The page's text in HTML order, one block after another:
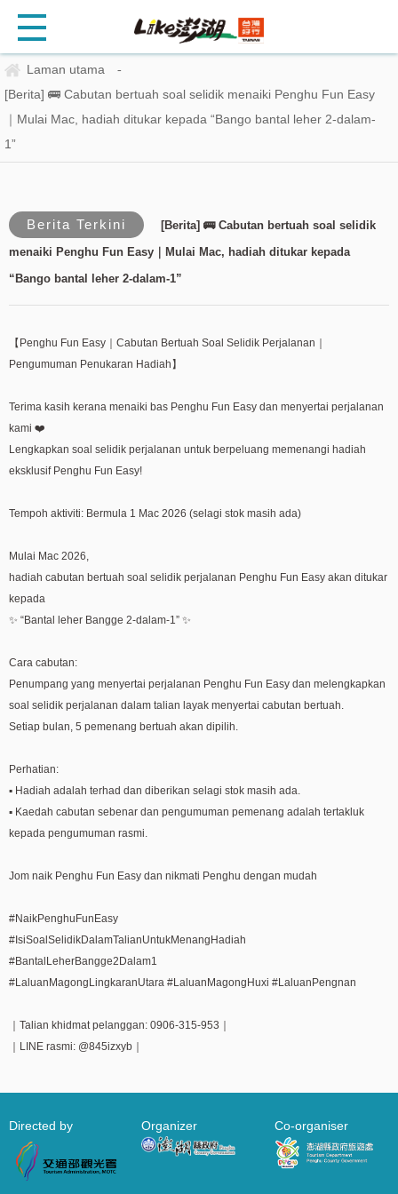
Laman utama -
[Berita] 🚌 Cabutan bertuah soal selidik menaiki Penghu Fun Easy
｜Mulai Mac, hadiah ditukar kepada “Bango bantal leher 2-dalam-
1”
Berita Terkini
[Berita] 🚌 Cabutan bertuah soal selidik
menaiki Penghu Fun Easy｜Mulai Mac, hadiah ditukar kepada
“Bango bantal leher 2-dalam-1”
【Penghu Fun Easy｜Cabutan Bertuah Soal Selidik Perjalanan｜
Pengumuman Penukaran Hadiah】
Terima kasih kerana menaiki bas Penghu Fun Easy dan menyertai perjalanan
kami ❤️
Lengkapkan soal selidik perjalanan untuk berpeluang memenangi hadiah
eksklusif Penghu Fun Easy!
Tempoh aktiviti: Bermula 1 Mac 2026 (selagi stok masih ada)
Mulai Mac 2026,
hadiah cabutan bertuah soal selidik perjalanan Penghu Fun Easy akan ditukar
kepada
✨ “Bantal leher Bangge 2-dalam-1” ✨
Cara cabutan:
Penumpang yang menyertai perjalanan Penghu Fun Easy dan melengkapkan
soal selidik perjalanan dalam talian layak menyertai cabutan bertuah.
Setiap bulan, 5 pemenang bertuah akan dipilih.
Perhatian:
▪ Hadiah adalah terhad dan diberikan selagi stok masih ada.
▪ Kaedah cabutan sebenar dan pengumuman pemenang adalah tertakluk
kepada pengumuman rasmi.
Jom naik Penghu Fun Easy dan nikmati Penghu dengan mudah
#NaikPenghuFunEasy
#IsiSoalSelidikDalamTalianUntukMenangHadiah
#BantalLeherBangge2Dalam1
#LaluanMagongLingkaranUtara #LaluanMagongHuxi #LaluanPengnan
｜Talian khidmat pelanggan: 0906-315-953｜
｜LINE rasmi: @845izxyb｜
Directed by Organizer Co-organiser